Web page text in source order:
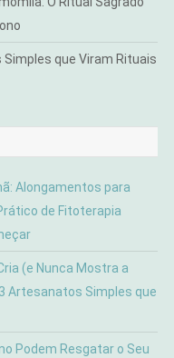
que Viram Rituais
Alongamentos para
de Fitoterapia
(e Nunca Mostra a
Artesanatos Simples que
Podem Resgatar o Seu